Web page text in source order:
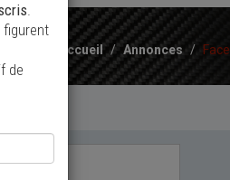
Accueil / Annonces /
.
de